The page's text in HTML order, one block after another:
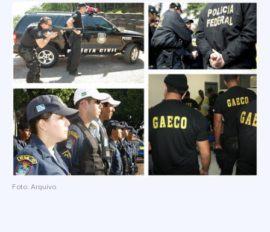
Foto: Arquivo